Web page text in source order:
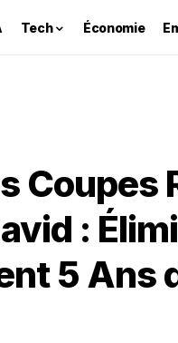
Tech Économie
Coupes
:
5 Ans